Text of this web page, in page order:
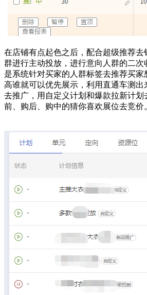
在店铺有点起色之后，配合超级推荐去
群进行主动投放，进行意向人群的二次
是系统针对买家的人群标签去推荐买家
高谁就可以优先展示，利用直通车测出
去推广，用自定义计划和爆款拉新计划
前、购后、购中的猜你喜欢展位去竞价